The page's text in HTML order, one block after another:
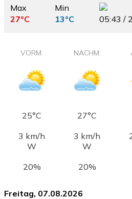
Max
27°C
Min
13°C
05:43 /
VORM. NACHM.
25°C 27°C
3 km/h
W
3 km/h
W
20%
20%
Freitag, 07.08.2026